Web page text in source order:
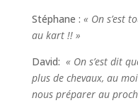
Stéphane : « On s’est
au kart !! »
David: « On s’est dit
plus de chevaux, au
nous préparer au